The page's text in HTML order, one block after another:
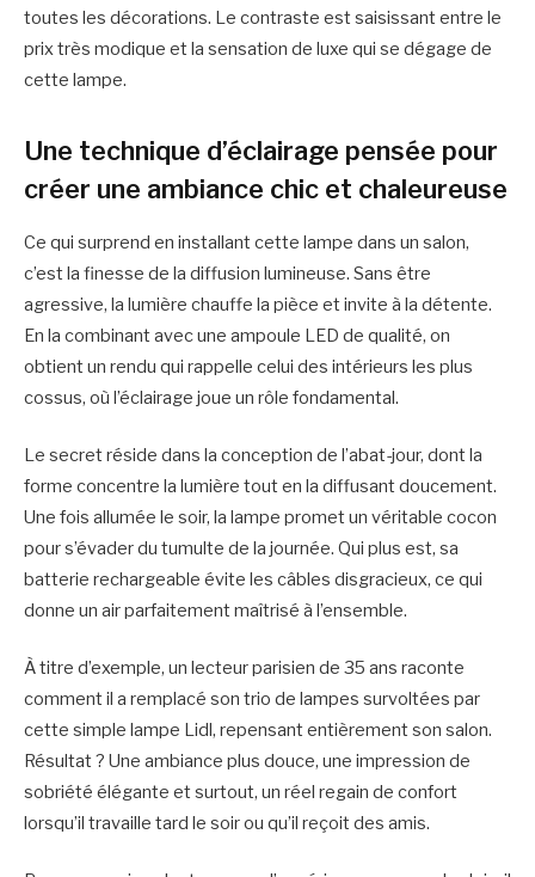
toutes les décorations. Le contraste est saisissant entre le
prix très modique et la sensation de luxe qui se dégage de
cette lampe.
Une technique d’éclairage pensée pour
créer une ambiance chic et chaleureuse
Ce qui surprend en installant cette lampe dans un salon,
c’est la finesse de la diffusion lumineuse. Sans être
agressive, la lumière chauffe la pièce et invite à la détente.
En la combinant avec une ampoule LED de qualité, on
obtient un rendu qui rappelle celui des intérieurs les plus
cossus, où l’éclairage joue un rôle fondamental.
Le secret réside dans la conception de l’abat-jour, dont la
forme concentre la lumière tout en la diffusant doucement.
Une fois allumée le soir, la lampe promet un véritable cocon
pour s’évader du tumulte de la journée. Qui plus est, sa
batterie rechargeable évite les câbles disgracieux, ce qui
donne un air parfaitement maîtrisé à l’ensemble.
À titre d’exemple, un lecteur parisien de 35 ans raconte
comment il a remplacé son trio de lampes survoltées par
cette simple lampe Lidl, repensant entièrement son salon.
Résultat ? Une ambiance plus douce, une impression de
sobriété élégante et surtout, un réel regain de confort
lorsqu’il travaille tard le soir ou qu’il reçoit des amis.